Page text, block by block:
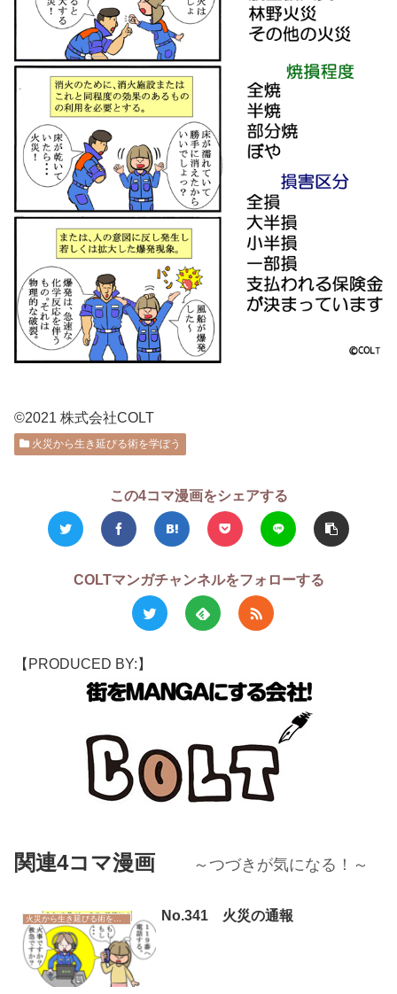
©2021 株式会社COLT
火災から生き延びる術を学ぼう
この4コマ漫画をシェアする
COLTマンガチャンネルをフォローする
【PRODUCED BY:】
関連4コマ漫画 ～つづきが気になる！～
No.341 火災の通報